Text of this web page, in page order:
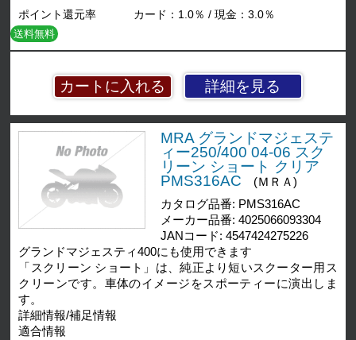
詳細を見る
ポイント還元率
カード：1.0％ / 現金：3.0％
送料無料
MRA グランドマジェステ
ィー250/400 04-06 スク
リーン ショート クリア
PMS316AC
(ＭＲＡ)
カタログ品番: PMS316AC
メーカー品番: 4025066093304
JANコード: 4547424275226
グランドマジェスティ400にも使用できます
「スクリーン ショート」は、純正より短いスクーター用ス
クリーンです。車体のイメージをスポーティーに演出しま
す。
詳細情報/補足情報
適合情報